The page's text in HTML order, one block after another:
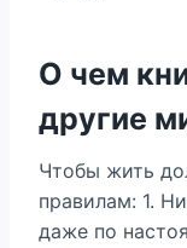
О чем
другие
Чтобы жить
правилам: 1.
даже по